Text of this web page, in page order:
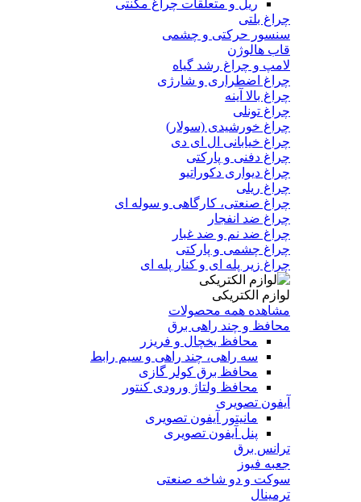
ریل و متعلقات چراغ مگنتی
چراغ بلتی
سنسور حرکتی و چشمی
قاب هالوژن
لامپ و چراغ رشد گیاه
چراغ اضطراری و شارژی
چراغ بالا آینه
چراغ تونلی
چراغ خورشیدی (سولار)
چراغ خیابانی ال ای دی
چراغ دفنی و پارکتی
چراغ دیواری دکوراتیو
چراغ ریلی
چراغ صنعتی، کارگاهی و سوله ای
چراغ ضد انفجار
چراغ ضد نم و ضد غبار
چراغ چشمی و پارکتی
چراغ‌ زیر‌ پله‌ ای و کنار‌ پله‌ ای
لوازم الکتریکی
مشاهده همه محصولات
محافظ و چند راهی برق
محافظ یخچال و فریزر
سه راهی، چند راهی و سیم رابط
محافظ برق کولر گازی
محافظ ولتاژ ورودی کنتور
آیفون تصویری
مانیتور آیفون تصویری
پنل آیفون تصویری
ترانس برق
جعبه فیوز
سوکت و دو شاخه صنعتی
ترمینال